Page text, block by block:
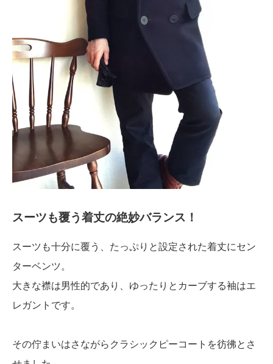
スーツも覆う着丈の絶妙バランス！
スーツも十分に覆う、たっぷりと設定された着丈にセン
ターベンツ。
大きな襟は男性的であり、ゆったりとカーブする袖はエ
レガントです。
その佇まいはさながらクラシックピーコートを彷彿とさ